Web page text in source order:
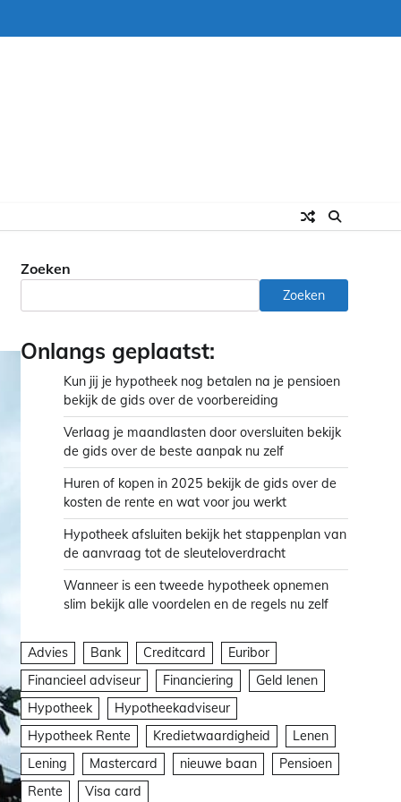
Zoeken
Zoeken
Onlangs geplaatst:
Kun jij je hypotheek nog betalen na je pensioen
bekijk de gids over de voorbereiding
Verlaag je maandlasten door oversluiten bekijk
de gids over de beste aanpak nu zelf
Huren of kopen in 2025 bekijk de gids over de
kosten de rente en wat voor jou werkt
Hypotheek afsluiten bekijk het stappenplan van
de aanvraag tot de sleuteloverdracht
Wanneer is een tweede hypotheek opnemen
slim bekijk alle voordelen en de regels nu zelf
Advies Bank Creditcard
Euribor
Financieel adviseur
Financiering
Geld lenen
Hypotheek
Hypotheekadviseur
Hypotheek Rente
Kredietwaardigheid
Lenen
Lening
Mastercard nieuwe baan
Pensioen
Rente
Visa card